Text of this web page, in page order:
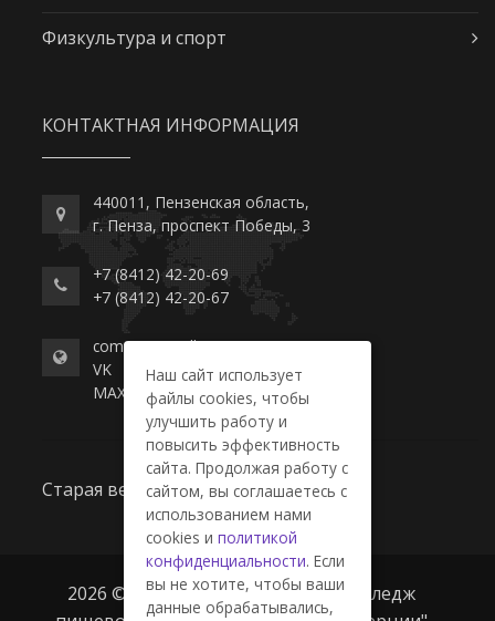
Физкультура и спорт
КОНТАКТНАЯ ИНФОРМАЦИЯ
440011, Пензенская область,
г. Пенза, проспект Победы, 3
+7 (8412) 42-20-69
+7 (8412) 42-20-67
commerce-college.ru
VK
MAX
Старая версия сайта
2026 © ГАПОУ ПО "Пензенский колледж
Наш сайт использует
файлы cookies, чтобы
улучшить работу и
повысить эффективность
сайта. Продолжая работу с
сайтом, вы соглашаетесь с
использованием нами
cookies и политикой
конфиденциальности. Если
вы не хотите, чтобы ваши
данные обрабатывались,